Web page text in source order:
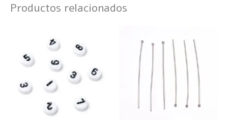
Productos relacionados